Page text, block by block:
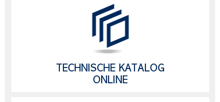
TECHNISCHE KATALOG
ONLINE